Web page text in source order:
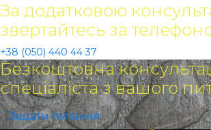
За додатковою
звертайтесь за
+38 (050) 440 44 37
Безкоштовна
спеціаліста з вашого
Задати питання